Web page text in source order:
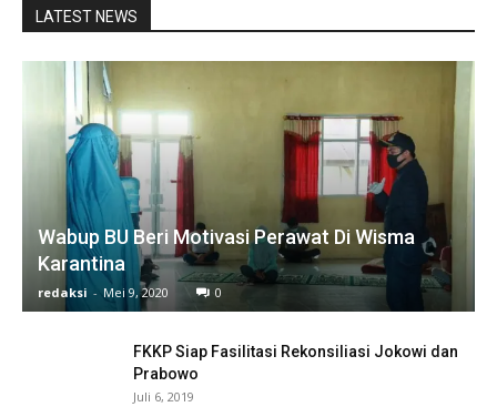
LATEST NEWS
Wabup BU Beri Motivasi Perawat Di Wisma
Karantina
redaksi - Mei 9, 2020 0
FKKP Siap Fasilitasi Rekonsiliasi Jokowi dan
Prabowo
Juli 6, 2019